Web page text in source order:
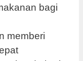
bagi
memberi